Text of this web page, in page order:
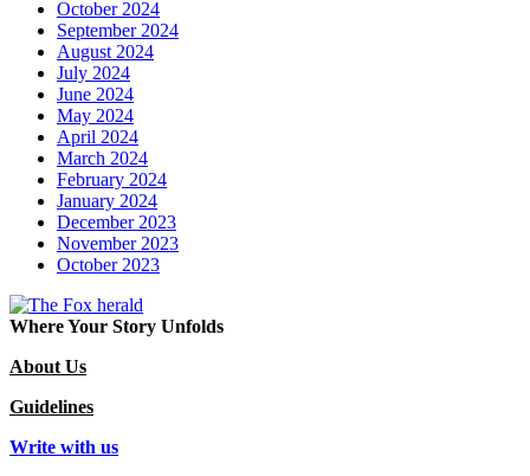
October 2024
September 2024
August 2024
July 2024
June 2024
May 2024
April 2024
March 2024
February 2024
January 2024
December 2023
November 2023
October 2023
Where Your Story Unfolds
About Us
Guidelines
Write with us